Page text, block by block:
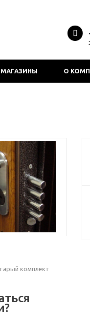
МАГАЗИНЫ О
комплект